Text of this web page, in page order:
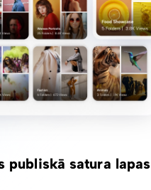
publiskā satura lapas